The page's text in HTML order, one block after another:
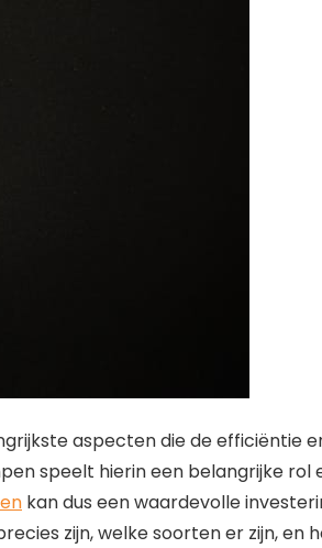
aspecten die de efficiëntie
speelt hierin een belangrijke rol
kan dus een waardevolle
zijn, welke soorten er zijn, en